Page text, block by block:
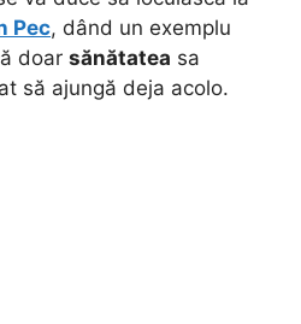
Pec, dând un exemplu
doar sănătatea sa
să ajungă deja acolo.